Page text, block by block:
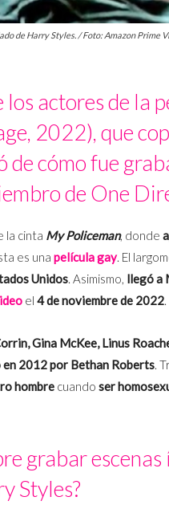
de Harry Styles. / Foto: Amazon Prime
actores de la
2022), que
cómo fue
de One
la cinta My Policeman, donde
es una película gay. El
Unidos. Asimismo, llegó a
el 4 de noviembre de 2022.
Gina McKee, Linus
2012 por Bethan Roberts.
hombre cuando ser
grabar
Styles?